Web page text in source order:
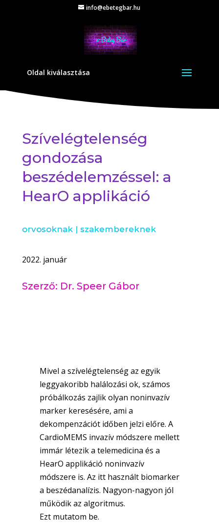
info@ebetegbar.hu
Oldal kiválasztása
Szívelégtelenség
gondozása
beszédelemzéssel: a
HearO applikáció
orvosoknak| szakembereknek
2022. január
Szerző: Dr. Speer Gábor
Mivel a szívelégtelenség az egyik
leggyakoribb halálozási ok, számos
próbálkozás zajlik olyan noninvazív
marker keresésére, ami a
dekompenzációt időben jelzi előre. A
CardioMEMS invazív módszere mellett
immár létezik a telemedicina és a
HearO applikáció noninvazív
módszere is. Az itt használt biomarker
a beszédanalízis. Nagyon-nagyon jól
működik az algoritmus.
Ezt mutatom be.